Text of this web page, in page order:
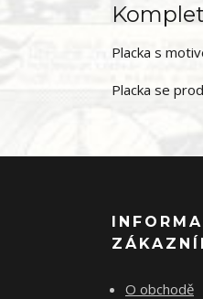
Placka s
Placka se
O obchodě